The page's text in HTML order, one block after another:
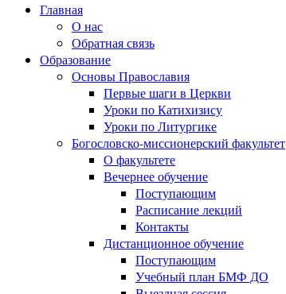
Главная
О нас
Обратная связь
Образование
Основы Православия
Первые шаги в Церкви
Уроки по Катихизису
Уроки по Литургике
Богословско-миссионерский факультет
О факультете
Вечернее обучение
Поступающим
Расписание лекций
Контакты
Дистанционное обучение
Поступающим
Учебный план БМФ ДО